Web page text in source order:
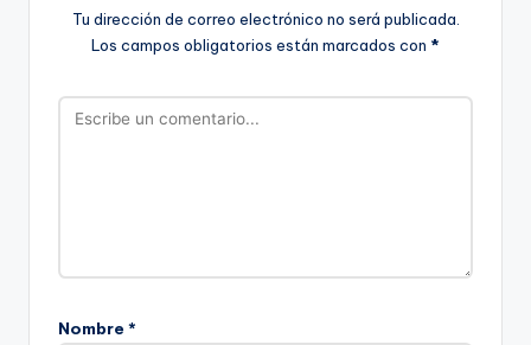
Tu dirección de correo electrónico no será publicada.
Los campos obligatorios están marcados con *
Nombre *